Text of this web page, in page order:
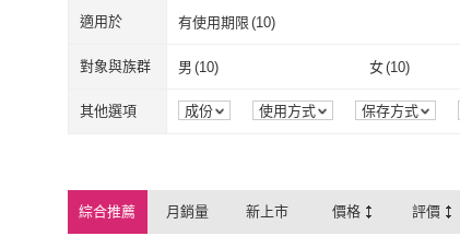
飲品(10 )
適用於 有使用期限 (10)
有使用期限
對象與族群 男 (10) 女(10)
孕婦(10
男 (10 女(10
其他選項 成份 使用方式 保存方式
綜合推薦 月銷量 新上市 價格 評價